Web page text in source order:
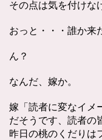
その点は気を付けな
おっと・・・誰か来
ん？
なんだ、嫁か。
嫁「読者に変なイメ
だそうです、読者の
昨日の桃のくだりは